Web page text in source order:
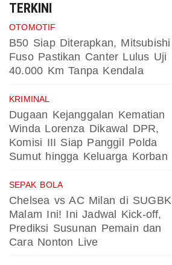
TERKINI
OTOMOTIF
B50 Siap Diterapkan, Mitsubishi
Fuso Pastikan Canter Lulus Uji
40.000 Km Tanpa Kendala
KRIMINAL
Dugaan Kejanggalan Kematian
Winda Lorenza Dikawal DPR,
Komisi III Siap Panggil Polda
Sumut hingga Keluarga Korban
SEPAK BOLA
Chelsea vs AC Milan di SUGBK
Malam Ini! Ini Jadwal Kick-off,
Prediksi Susunan Pemain dan
Cara Nonton Live